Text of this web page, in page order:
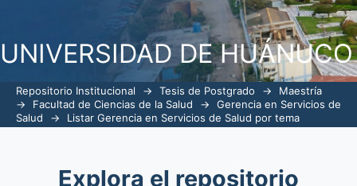
UNIVERSIDAD DE HUÁNUCO
Repositorio Institucional → Tesis de Postgrado →
Maestría
→
Facultad de Ciencias de la Salud →
Gerencia en Servicios de
Salud
→ Listar Gerencia en Servicios de Salud por tema
Explora el repositorio